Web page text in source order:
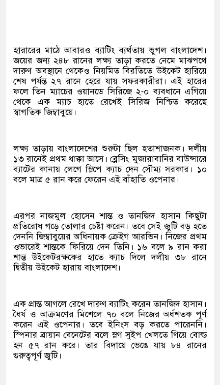
হারারের মাঠে আবারও ব্যাটিং ব্যর্থতায় ভুগল বাংলাদেশ।
জয়ের জন্য ২৪৮ রানের লক্ষ্য তাড়া করতে নেমে মাঝপথে
দারুণ অবস্থানে থেকেও নিয়মিত বিরতিতে উইকেট হারিয়ে
শেষ পর্যন্ত ২৭ রানে হেরে যায় সফরকারীরা। এই হারের
ফলে তিন ম্যাচের ওয়ানডে সিরিজে ২-০ ব্যবধানে এগিয়ে
থেকে এক ম্যাচ হাতে রেখেই সিরিজ নিশ্চিত করেছে
স্বাগতিক জিম্বাবুয়ে।
লক্ষ্য তাড়ায় বাংলাদেশের শুরুটা ছিল হতাশাজনক। দলীয়
১৩ রানেই প্রথম ধাক্কা আসে। ব্লেসিং মুজারাবানির বাউন্সারে
ব্যাটের কানায় লেগে স্লিপে ক্যাচ দেন সৌম্য সরকার। ১০
বলে মাত্র ৫ রান করে ফেরেন এই বাঁহাতি ওপেনার।
এরপর নাজমুল হোসেন শান্ত ও তানজিদ হাসান কিছুটা
প্রতিরোধ গড়ে তোলার চেষ্টা করেন। তবে সেই জুটি বড় হতে
দেননি জিম্বাবুয়ের অধিনায়ক ক্রেইগ আরভিন। নিজের প্রথম
ওভারেই শান্তকে ফিরিয়ে দেন তিনি। ১৬ বলে ৯ রান করা
শান্ত উইকেটরক্ষকের হাতে ক্যাচ দিলে দলীয় ৩৮ রানে
দ্বিতীয় উইকেট হারায় বাংলাদেশ।
এক প্রান্ত আগলে রেখে দারুণ ব্যাটিং করেন তানজিদ হাসান।
ধৈর্য ও আক্রমণের মিশেলে ৭০ বলে নিজের অর্ধশতক পূর্ণ
করেন এই ওপেনার। তবে ইনিংস বড় করতে পারেননি।
স্পিনার ব্রায়ান বেনেটের বলে স্লগ সুইপ খেলতে গিয়ে বোল্ড
হন ৫৭ রান করে। তার বিদায়ে ভেঙে যায় ৮৪ রানের
গুরুত্বপূর্ণ জুটি।